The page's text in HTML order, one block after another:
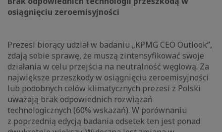
osiągnięciu zeroemisyjności
Prezesi biorący udział w badaniu „KPMG CEO Outlook”,
zdają sobie sprawę, że muszą zintensyfikować swoje
działania w celu przejścia na neutralność węglową. Za
największe przeszkody w osiągnięciu zeroemisyjności
lub podobnych celów klimatycznych prezesi z Polski
uważają brak odpowiednich rozwiązań
technologicznych (60% wskazań). W porównaniu
z poprzednią edycją badania odsetek ten jest ponad